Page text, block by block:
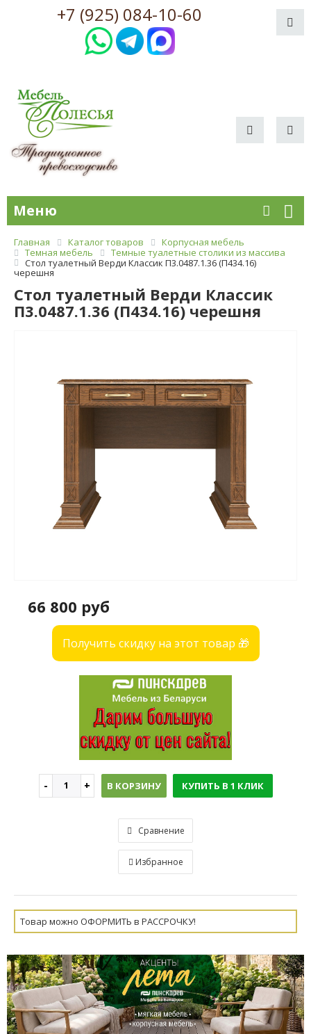
+7 (925) 084-10-60
Меню
Главная Каталог товаров
Корпусная мебель
Темная мебель
Темные туалетные столики из массива
Стол туалетный Верди Классик П3.0487.1.36 (П434.16)
черешня
Стол туалетный Верди Классик
П3.0487.1.36 (П434.16) черешня
66 800 руб
Получить скидку на этот товар 🎁
В КОРЗИНУ КУПИТЬ В 1 КЛИК
Сравнение
Избранное
Товар можно ОФОРМИТЬ в РАССРОЧКУ!